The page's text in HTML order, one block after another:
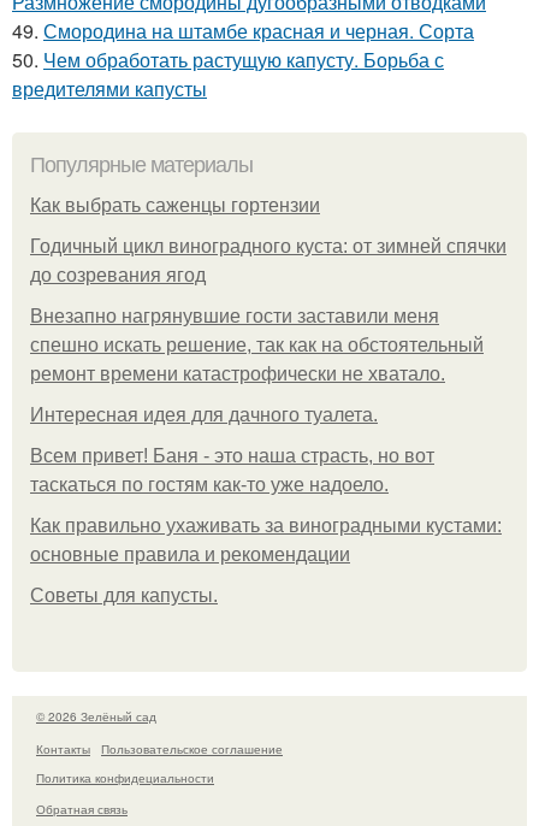
49. Смородина на штамбе красная и черная. Сорта
50. Чем обработать растущую капусту. Борьба с
вредителями капусты
Популярные материалы
Как выбрать саженцы гортензии
Годичный цикл виноградного куста: от зимней спячки
до созревания ягод
Внезапно нагрянувшие гости заставили меня
спешно искать решение, так как на обстоятельный
ремонт времени катастрофически не хватало.
Интересная идея для дачного туалета.
Всем привет! Баня - это наша страсть, но вот
таскаться по гостям как-то уже надоело.
Как правильно ухаживать за виноградными кустами:
основные правила и рекомендации
Советы для капусты.
© 2026 Зелёный сад
Контакты
Пользовательское соглашение
Политика конфидециальности
Обратная связь